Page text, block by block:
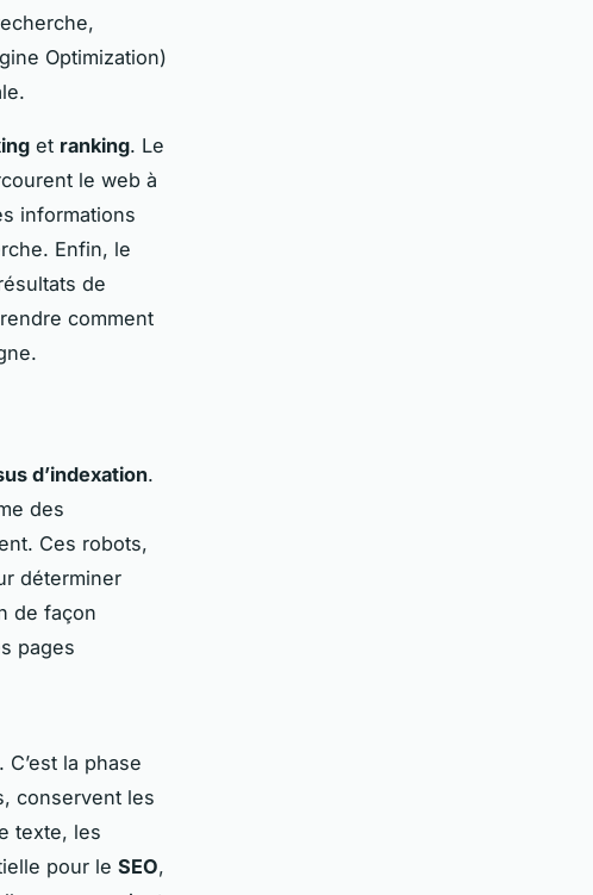
Optimization)
et ranking. Le
le web à
informations
Enfin, le
de
comment
d’indexation.
des
Ces robots,
déterminer
de façon
pages
la phase
conservent les
texte, les
pour le SEO,